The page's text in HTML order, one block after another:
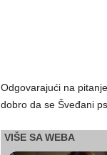
Odgovarajući na
dobro da se Šveđani